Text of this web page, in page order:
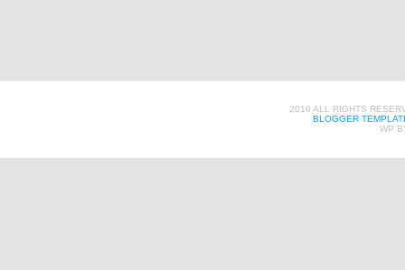
2010 ALL RIGHTS
BLOGGER
WP